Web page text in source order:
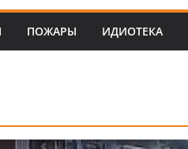
ПОЖАРЫ ИДИОТЕКА